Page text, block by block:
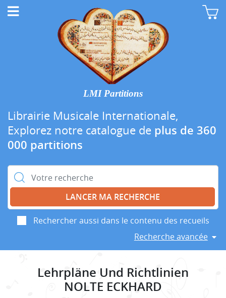
LMI Partitions
Librairie Musicale Internationale,
Explorez notre catalogue de plus de 360
000 partitions
Rechercher :
Rechercher aussi dans le contenu des recueils
Recherche avancée
Lehrpläne Und Richtlinien
NOLTE ECKHARD